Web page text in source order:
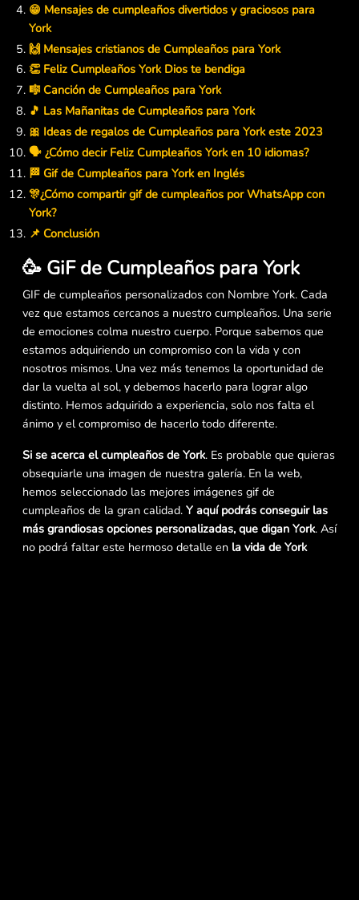
😁 Mensajes de cumpleaños divertidos y graciosos para
York
🙌 Mensajes cristianos de Cumpleaños para York
👏 Feliz Cumpleaños York Dios te bendiga
🎼 Canción de Cumpleaños para York
🎵 Las Mañanitas de Cumpleaños para York
🎀 Ideas de regalos de Cumpleaños para York este 2023
🗣️ ¿Cómo decir Feliz Cumpleaños York en 10 idiomas?
🏁 Gif de Cumpleaños para York en Inglés
🎊¿Cómo compartir gif de cumpleaños por WhatsApp con
York?
📌 Conclusión
🥳 GiF de Cumpleaños para York
GIF de cumpleaños personalizados con Nombre York. Cada
vez que estamos cercanos a nuestro cumpleaños. Una serie
de emociones colma nuestro cuerpo. Porque sabemos que
estamos adquiriendo un compromiso con la vida y con
nosotros mismos. Una vez más tenemos la oportunidad de
dar la vuelta al sol, y debemos hacerlo para lograr algo
distinto. Hemos adquirido a experiencia, solo nos falta el
ánimo y el compromiso de hacerlo todo diferente.
Si se acerca el cumpleaños de York. Es probable que quieras
obsequiarle una imagen de nuestra galería. En la web,
hemos seleccionado las mejores imágenes gif de
cumpleaños de la gran calidad. Y aquí podrás conseguir las
más grandiosas opciones personalizadas, que digan York. Así
no podrá faltar este hermoso detalle en la vida de York